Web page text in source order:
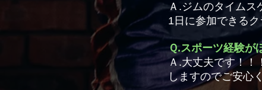
Ａ.ジムのタイムス
1日に参加できる
Ｑ.スポーツ経験が
Ａ.大丈夫です！！
しますのでご安心